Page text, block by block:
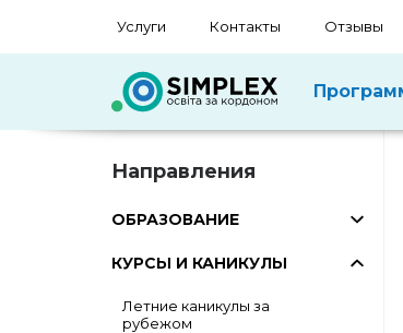
Услуги Контакты Отзывы
Направления
ОБРАЗОВАНИЕ
КУРСЫ И КАНИКУЛЫ
Летние каникулы за
рубежом